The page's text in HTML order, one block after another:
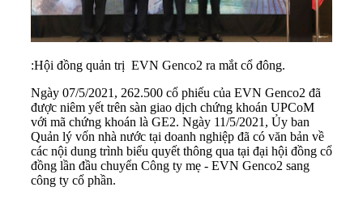
:Hội đồng quản trị EVN Genco2 ra mắt cổ đông.
Ngày 07/5/2021, 262.500 cổ phiếu của EVN Genco2 đã
được niêm yết trên sàn giao dịch chứng khoán UPCoM
với mã chứng khoán là GE2. Ngày 11/5/2021, Ủy ban
Quản lý vốn nhà nước tại doanh nghiệp đã có văn bản về
các nội dung trình biểu quyết thông qua tại đại hội đồng cổ
đồng lần đầu chuyển Công ty mẹ - EVN Genco2 sang
công ty cổ phần.